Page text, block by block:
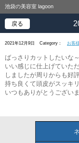
池袋の美容室 lagoon
戻る
2021年12月9日 Category： お客
ばっさりカットしたいな
いい感じに仕上げていた
しましたが周りからも好
持ち良くて頭皮がスッキ
いつもありがとうござい